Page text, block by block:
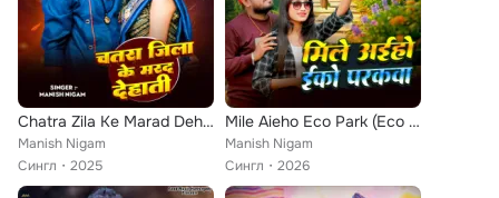
Chatra Zila Ke Marad Dehati
Manish Nigam
Сингл
2025
Mile Aieho Eco Park (Eco Park Chatra)
Manish Nigam
Сингл
2026